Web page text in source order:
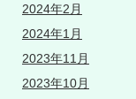
2024年2月
2024年1月
2023年11月
2023年10月